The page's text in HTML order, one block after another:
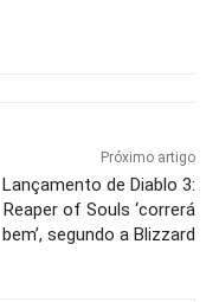
Próximo artigo
Lançamento de Diablo 3:
Reaper of Souls ‘correrá
bem’, segundo a Blizzard